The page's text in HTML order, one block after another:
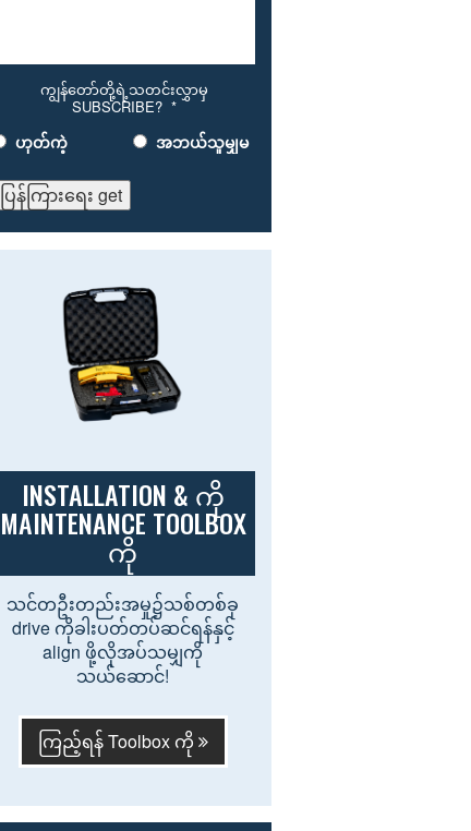
ကျွန်တော်တို့ရဲ့သတင်းလွှာမှ
SUBSCRIBE? *
ဟုတ်ကဲ့ အဘယ်သူမျှမ
ပြန်ကြားရေး get
INSTALLATION & ကို
MAINTENANCE TOOLBOX
ကို
သင်တဦးတည်းအမှု၌သစ်တစ်ခု
drive ကိုခါးပတ်တပ်ဆင်ရန်နှင့်
align ဖို့လိုအပ်သမျှကို
သယ်ဆောင်!
ကြည့်ရန် Toolbox ကို